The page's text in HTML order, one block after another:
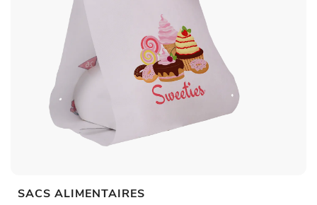
SACS ALIMENTAIRES